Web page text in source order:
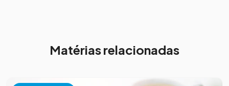
Matérias relacionadas